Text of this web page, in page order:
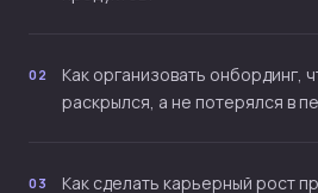
02
Как организовать онбординг,
раскрылся, а не потерялся в
03
Как сделать карьерный рост